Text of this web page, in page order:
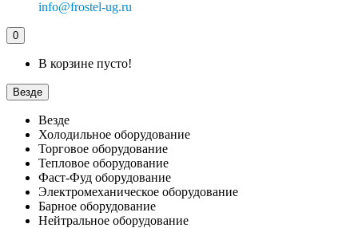
info@frostel-ug.ru
0
В корзине пусто!
Везде
Везде
Холодильное оборудование
Торговое оборудование
Тепловое оборудование
Фаст-Фуд оборудование
Электромеханическое оборудование
Барное оборудование
Нейтральное оборудование